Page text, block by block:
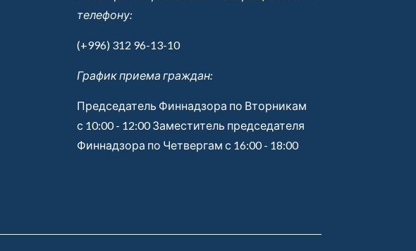
телефону:
(+996) 312 96-13-10
График приема граждан:
Председатель Финнадзора по Вторникам
с 10:00 - 12:00 Заместитель председателя
Финнадзора по Четвергам с 16:00 - 18:00